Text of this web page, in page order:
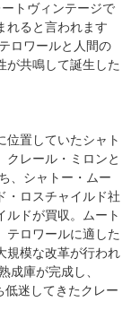
トヴィンテージで
れると言われます
ロワールと人間の
が共鳴して誕生した
位置していたシャト
クレール・ミロンと
、シャトー・ムー
・ロスチャイルド社
ルドが買収。ムート
テロワールに適した
規模な改革が行われ
成庫が完成し、
迷してきたクレー